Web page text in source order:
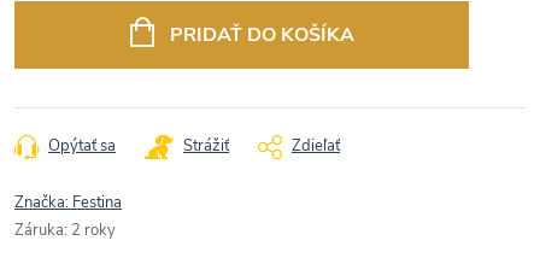
PRIDAŤ DO KOŠÍKA
Opýtať sa Strážiť Zdieľať
Značka: Festina
Záruka: 2 roky